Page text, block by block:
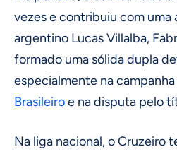
vezes e contribuiu com uma
argentino Lucas Villalba,
formado uma sólida dupla
especialmente na
Brasileiroe na disputa pelo
Na liga nacional, o Cruzeiro